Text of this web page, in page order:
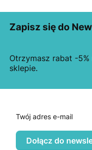
Zapisz się do
Otrzymasz rabat -
sklepie.
Twój adres e-mail
Dołącz do